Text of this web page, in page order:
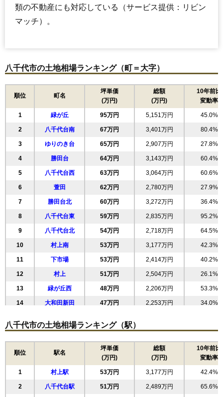
類の不動産にも対応している（サービス提供：リビン
マッチ）。
八千代市の土地相場ランキング（町＝大字）
順位 町名
坪単価
(万円)
総額
(万円)
10年前比
変動率
1 緑が丘 95万円 5,151万円 45.0%
2 八千代台南 67万円 3,401万円 80.4%
3 ゆりのき台 65万円 2,907万円 27.8%
4 勝田台 64万円 3,143万円 60.4%
5 八千代台西 63万円 3,064万円 60.6%
6 萱田 62万円 2,780万円 27.9%
7 勝田台北 60万円 3,272万円 36.4%
8 八千代台東 59万円 2,835万円 95.2%
9 八千代台北 54万円 2,718万円 64.5%
10 村上南 53万円 3,177万円 42.3%
11 下市場 53万円 2,414万円 40.2%
12 村上 51万円 2,504万円 26.1%
13 緑が丘西 48万円 2,206万円 53.3%
14 大和田新田 47万円 2,253万円 34.0%
16 大和田 40万円 1,941万円 28.7%
40万円 2,052万円 48.4%
37万円 1,811万円 21.4%
19 高津 30万円 1,730万円 32.8%
20 上高野 28万円 1,483万円 25.9%
八千代市の土地相場ランキング（駅）
順位 駅名
坪単価
(万円)
総額
(万円)
10年前比
変動率
1 村上駅 53万円 3,177万円 42.4%
2 八千代台駅 51万円 2,489万円 65.6%